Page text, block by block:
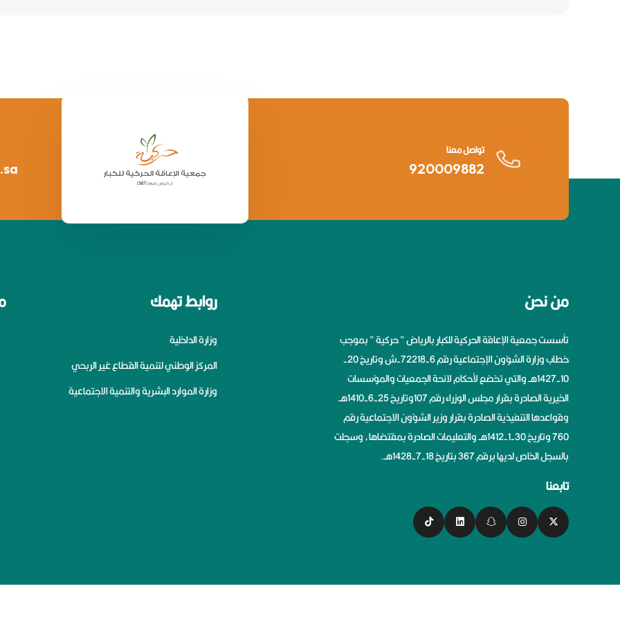
تواصل معنا
920009882
من نحن
تأسست جمعية الإعاقة الحركية للكبار بالرياض ” حركية ” بموجب
خطاب وزارة الشؤون الإجتماعية رقم 6-72218-ش وتاريخ 20-
10-1427هــ والتي تخضع لأحكام لائحة الجمعيات والمؤسسات
الخيرية الصادرة بقرار مجلس الوزراء رقم 107وتاريخ 25-6-1410هــ
وقواعدها التنفيذية الصادرة بقرار وزير الشؤون الاجتماعية رقم
760 وتاريخ 30-1-1412هــ والتعليمات الصادرة بمقتضاها، وسجلت
بالسجل الخاص لديها برقم 367 بتاريخ 18-7-1428هــ.
تابعنا
روابط تهمك
وزارة الداخلية
المركز الوطني لتنمية القطاع غير الربحي
وزارة الموارد البشرية والتنمية الاجتماعية